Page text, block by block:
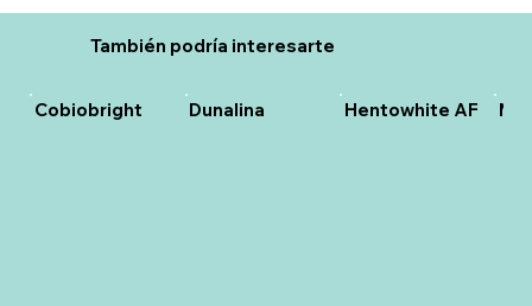
También podría interesarte
Cobiobright Dunalina Hentowhite AF